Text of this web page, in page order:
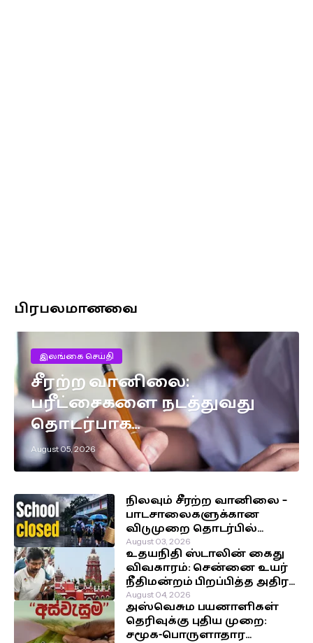
பிரபலமானவை
இலங்கை செய்தி
சீரற்ற வானிலை:
பரீட்சைகளை நடத்துவது
தொடர்பாக
எடுக்கப்பட்டுள்ள முக்கிய
தீர்மானம்!
August 05, 2026
நிலவும் சீரற்ற வானிலை –
பாடசாலைகளுக்கான
விடுமுறை தொடர்பில்
வௌியான தகவல்!
August 03, 2026
உதயநிதி ஸ்டாலின் கைது
விவகாரம்: சென்னை உயர்
நீதிமன்றம் பிறப்பித்த அதிரடி
உத்தரவு!
August 04, 2026
அஸ்வெசும பயனாளிகள்
தெரிவுக்கு புதிய முறை:
சமூக-பொருளாதார